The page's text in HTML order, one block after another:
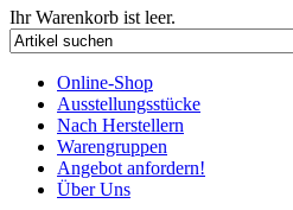
Ihr Warenkorb ist leer.
Online-Shop
Ausstellungsstücke
Nach Herstellern
Warengruppen
Angebot anfordern!
Über Uns